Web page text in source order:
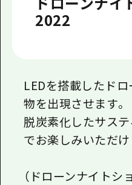
広島県の
フォトダ
関連リンク
2022
LEDを搭載したドロ
物を出現させます。
脱炭素化したサス
でお楽しみいただけ
（ドローンナイト